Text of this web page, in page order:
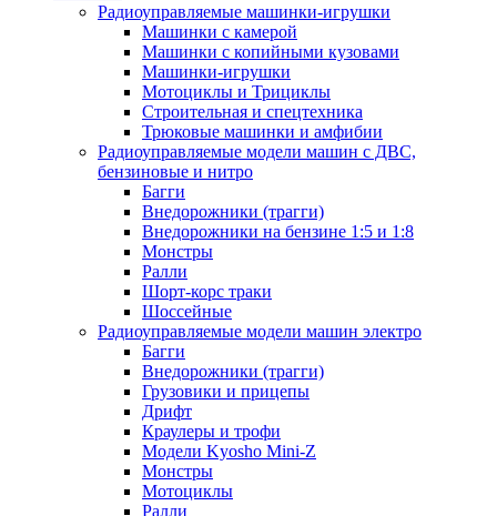
Радиоуправляемые машинки-игрушки
Машинки с камерой
Машинки с копийными кузовами
Машинки-игрушки
Мотоциклы и Трициклы
Строительная и спецтехника
Трюковые машинки и амфибии
Радиоуправляемые модели машин с ДВС,
бензиновые и нитро
Багги
Внедорожники (трагги)
Внедорожники на бензине 1:5 и 1:8
Монстры
Ралли
Шорт-корс траки
Шоссейные
Радиоуправляемые модели машин электро
Багги
Внедорожники (трагги)
Грузовики и прицепы
Дрифт
Краулеры и трофи
Модели Kyosho Mini-Z
Монстры
Мотоциклы
Ралли